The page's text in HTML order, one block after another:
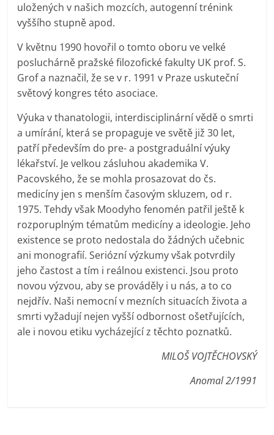
uložených v našich mozcích, autogenní trénink
vyššího stupně apod.
V květnu 1990 hovořil o tomto oboru ve velké
posluchárně pražské filozofické fakulty UK prof. S.
Grof a naznačil, že se v r. 1991 v Praze uskuteční
světový kongres této asociace.
Výuka v thanatologii, interdisciplinární vědě o smrti
a umírání, která se propaguje ve světě již 30 let,
patří především do pre- a postgraduální výuky
lékařství. Je velkou zásluhou akademika V.
Pacovského, že se mohla prosazovat do čs.
medicíny jen s menším časovým skluzem, od r.
1975. Tehdy však Moodyho fenomén patřil ještě k
rozporuplným tématům medicíny a ideologie. Jeho
existence se proto nedostala do žádných učebnic
ani monografií. Seriózní výzkumy však potvrdily
jeho častost a tím i reálnou existenci. Jsou proto
novou výzvou, aby se prováděly i u nás, a to co
nejdřív. Naši nemocní v mezních situacích života a
smrti vyžadují nejen vyšší odbornost ošetřujících,
ale i novou etiku vycházející z těchto poznatků.
MILOŠ VOJTĚCHOVSKÝ
Anomal 2/1991